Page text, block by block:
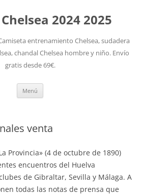
2024 2025
entrenamiento Chelsea, sudadera
chandal Chelsea hombre y niño. Envío
gratis desde 69€.
Menú
venta
Provincia» (4 de octubre de 1890)
encuentros del Huelva
de Gibraltar, Sevilla y Málaga. A
todas las notas de prensa que